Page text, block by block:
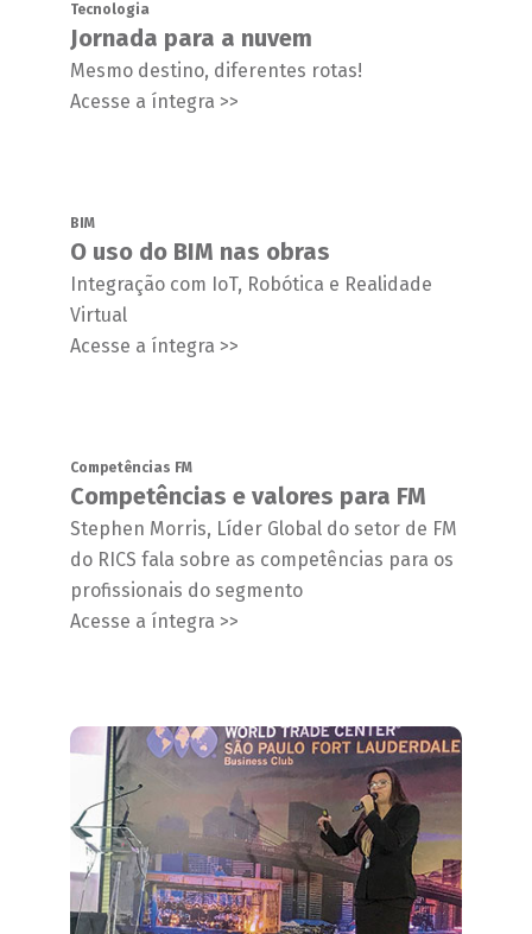
Tecnologia
Jornada para a nuvem
Mesmo destino, diferentes rotas!
Acesse a íntegra >>
BIM
O uso do BIM nas obras
Integração com IoT, Robótica e Realidade
Virtual
Acesse a íntegra >>
Competências FM
Competências e valores para FM
Stephen Morris, Líder Global do setor de FM
do RICS fala sobre as competências para os
profissionais do segmento
Acesse a íntegra >>